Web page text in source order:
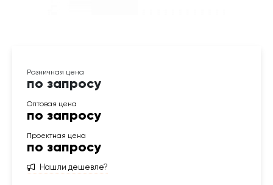
по запросу
по запросу
по запросу
Нашли дешевле?